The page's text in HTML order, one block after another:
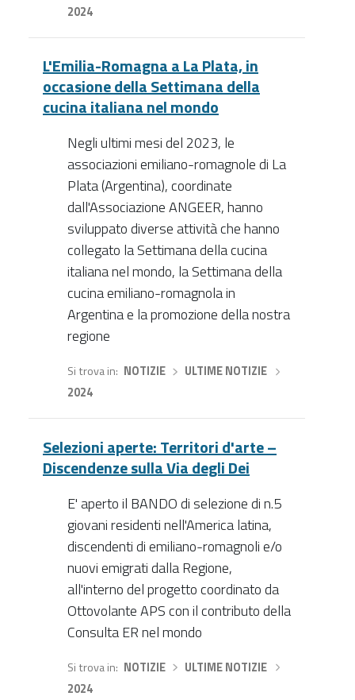
2024
L'Emilia-Romagna a La Plata, in
occasione della Settimana della
cucina italiana nel mondo
Negli ultimi mesi del 2023, le
associazioni emiliano-romagnole di La
Plata (Argentina), coordinate
dall'Associazione ANGEER, hanno
sviluppato diverse attività che hanno
collegato la Settimana della cucina
italiana nel mondo, la Settimana della
cucina emiliano-romagnola in
Argentina e la promozione della nostra
regione
Si trova in NOTIZIE› ULTIME NOTIZIE
2024
Selezioni aperte: Territori d'arte –
Discendenze sulla Via degli Dei
E' aperto il BANDO di selezione di n.5
giovani residenti nell'America latina,
discendenti di emiliano-romagnoli e/o
nuovi emigrati dalla Regione,
all'interno del progetto coordinato da
Ottovolante APS con il contributo della
Consulta ER nel mondo
Si trova in NOTIZIE› ULTIME NOTIZIE
2024